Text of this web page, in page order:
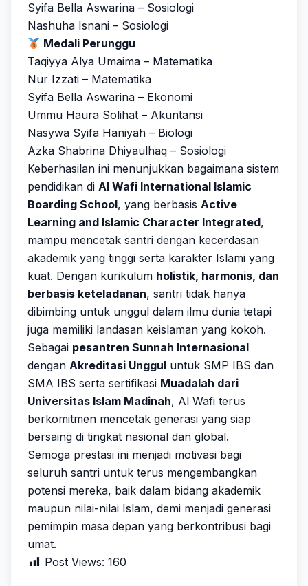
Syifa Bella Aswarina – Sosiologi
Nashuha Isnani – Sosiologi
Medali Perunggu
Taqiyya Alya Umaima – Matematika
Nur Izzati – Matematika
Syifa Bella Aswarina – Ekonomi
Ummu Haura Solihat – Akuntansi
Nasywa Syifa Haniyah – Biologi
Azka Shabrina Dhiyaulhaq – Sosiologi
Keberhasilan ini menunjukkan bagaimana sistem
pendidikan di Al Wafi International Islamic
Boarding School, yang berbasis Active
Learning and Islamic Character Integrated,
mampu mencetak santri dengan kecerdasan
akademik yang tinggi serta karakter Islami yang
kuat. Dengan kurikulum holistik, harmonis, dan
berbasis keteladanan, santri tidak hanya
dibimbing untuk unggul dalam ilmu dunia tetapi
juga memiliki landasan keislaman yang kokoh.
Sebagai pesantren Sunnah Internasional
dengan Akreditasi Unggul untuk SMP IBS dan
SMA IBS serta sertifikasi Muadalah dari
Universitas Islam Madinah, Al Wafi terus
berkomitmen mencetak generasi yang siap
bersaing di tingkat nasional dan global.
Semoga prestasi ini menjadi motivasi bagi
seluruh santri untuk terus mengembangkan
potensi mereka, baik dalam bidang akademik
maupun nilai-nilai Islam, demi menjadi generasi
pemimpin masa depan yang berkontribusi bagi
umat.
Post Views: 160